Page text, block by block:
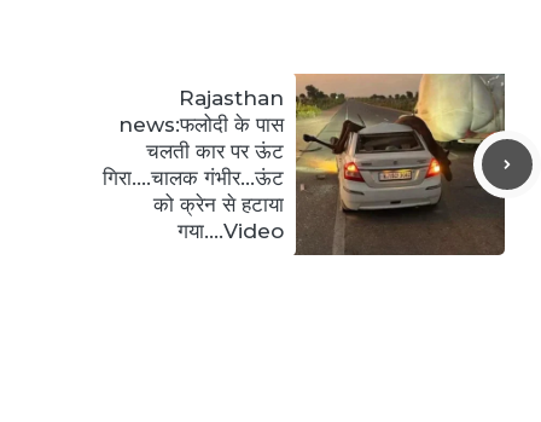
Rajasthan
news:फलोदी के पास
चलती कार पर ऊंट
गिरा….चालक गंभीर…ऊंट
को क्रेन से हटाया
गया….Video